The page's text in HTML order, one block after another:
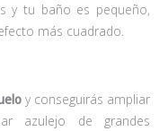
y tu baño es pequeño,
más cuadrado.
y conseguirás ampliar
azulejo de grandes